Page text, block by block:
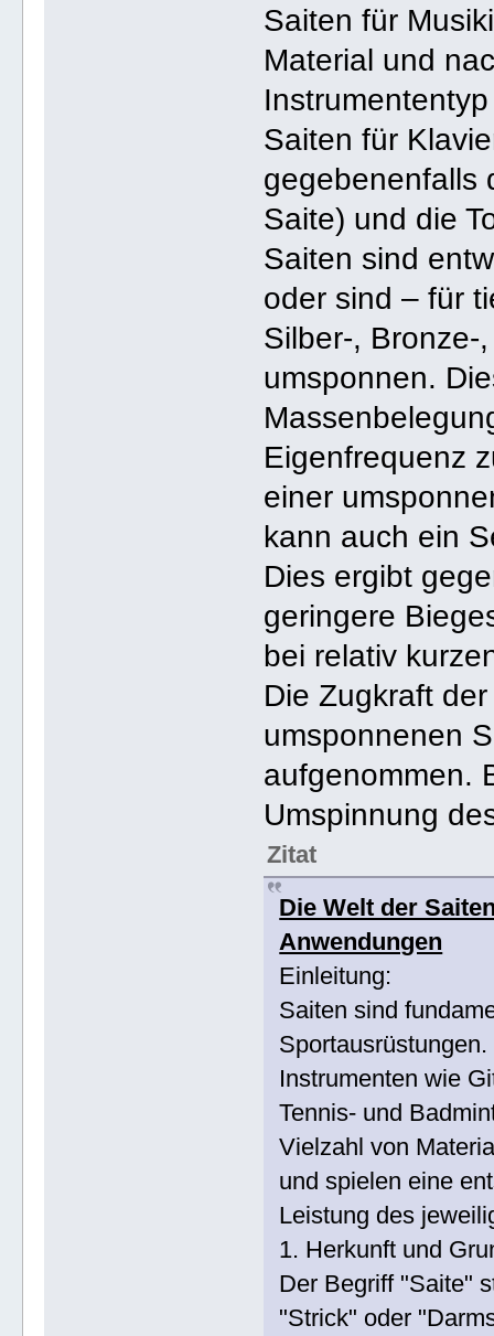
Saiten für
Material und
Saiten für
gegebenenfalls
Saite) und die
Saiten sind
oder sind – für
Silber-, Bronze-
umsponnen.
Eigenfrequenz
einer
kann auch ein
Dies ergibt
geringere
bei relativ
Die Zugkraft
umsponnenen
aufgenommen.
Umspinnung
Zitat
Die Welt der
Anwendungen
Einleitung:
Saiten sind
Instrumenten wie
Tennis- und
Vielzahl von
und spielen eine
Leistung des
1. Herkunft und
Der Begriff "Saite"
"Strick" oder